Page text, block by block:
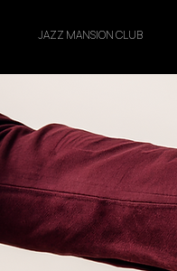
JAZZ MANSION CLUB